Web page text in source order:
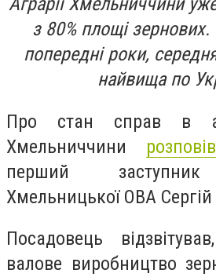
з 80% площі зернових.
попередні роки,
найвища по
Про стан справ в
Хмельниччини розповів
перший заступник
Хмельницької ОВА
Посадовець
валове виробництво